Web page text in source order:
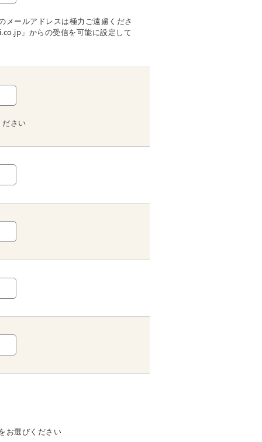
メールアドレスは極力ご遠慮くださ
」からの受信を可能に設定して
ださい
お選びください